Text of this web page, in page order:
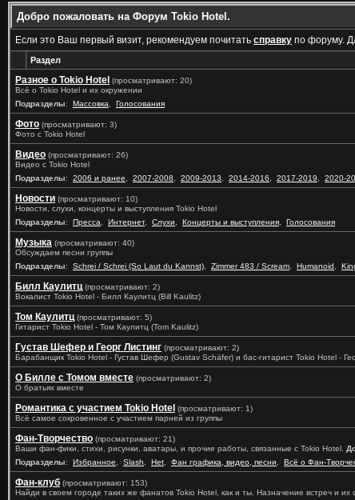
Добро пожаловать на Форум Tokio Hotel.
Если это Ваш первый визит, рекомендуем почитать справку по форуму.
Раздел
Разное о Tokio Hotel (просматривают: 20)
Всё о Tokio Hotel и их окружении
Подразделы: Массовка Голосования
Фото (просматривают: 3)
Фото с Tokio Hotel
Видео (просматривают: 26)
Видео с Tokio Hotel
Подразделы: 2006 и ранее 2007-2008 2009-2013 2014-2016 2017-2019 2020-
Новости (просматривают: 10)
Новости, слухи, концерты и выступления Tokio Hotel
Подразделы: Пресса Интернет, Слухи Концерты и выступления Голосования
Музыка (просматривают: 40)
Обсуждаем песни группы
Подразделы: Schrei / Schrei (So Laut du Kannst) Zimmer 483 / Scream Humanoid
Билл Каулитц (просматривают: 2)
Вокалист Tokio Hotel - Билл Каулитц (Bill Kaulitz)
Том Каулитц (просматривают: 5)
Гитарист Tokio Hotel - Том Каулитц (Tom Kaulitz)
Густав Шефер и Георг Листинг (просматривают: 2)
Барабанщик Tokio Hotel - Густав Шефер (Gustav Schäfer) и бас-гитарист Tokio Hotel -
О Билле с Томом вместе (просматривают: 2)
О братьях вместе
Романтика с участием Tokio Hotel (просматривают: 1)
Всё самое сокровенное с участием парней из группы
Фан-Творчество (просматривают: 21)
Ваши фан-фики, стихи, рисунки, аватары, и прочие работы, связанные с Tokio Hotel.
Подразделы: Избранное Slash Het Фан графика, видео, песни Всё о Фан-
Фан-клуб (просматривают: 153)
Найди в своем городе таких же фанатов Tokio Hotel, как и ты. Назначение встреч и их